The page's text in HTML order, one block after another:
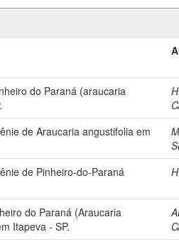
do Paraná (araucaria
de Araucaria angustifolia em
de Pinheiro-do-Paraná
do Paraná (Araucaria
Itapeva - SP.